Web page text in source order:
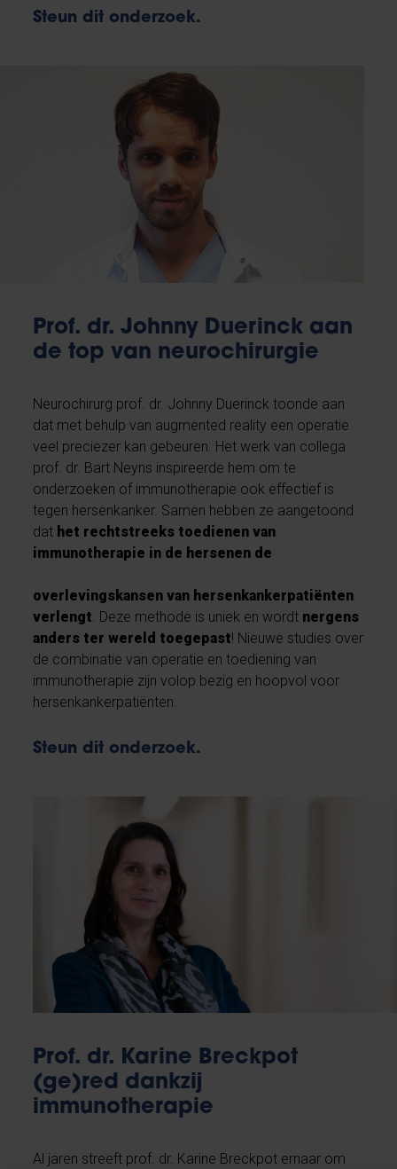
Steun dit onderzoek.
Prof. dr. Johnny Duerinck aan
de top van neurochirurgie
Neurochirurg prof. dr. Johnny Duerinck toonde aan
dat met behulp van augmented reality een operatie
veel preciezer kan gebeuren. Het werk van collega
prof. dr. Bart Neyns inspireerde hem om te
onderzoeken of immunotherapie ook effectief is
tegen hersenkanker. Samen hebben ze aangetoond
dat het rechtstreeks toedienen van
immunotherapie in de hersenen de
overlevingskansen van hersenkankerpatiënten
verlengt . Deze methode is uniek en wordt nergens
anders ter wereld toegepast! Nieuwe studies over
de combinatie van operatie en toediening van
immunotherapie zijn volop bezig en hoopvol voor
hersenkankerpatiënten.
Steun dit onderzoek.
Prof. dr. Karine Breckpot
(ge)red dankzij
immunotherapie
Al jaren streeft prof. dr. Karine Breckpot ernaar om